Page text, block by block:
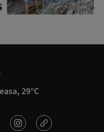
29°C